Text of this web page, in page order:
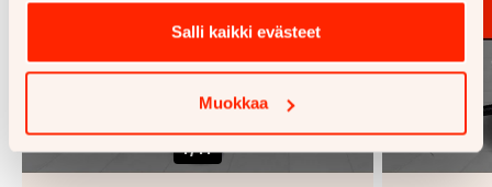
Salli kaikki evästeet
Muokkaa
1/11